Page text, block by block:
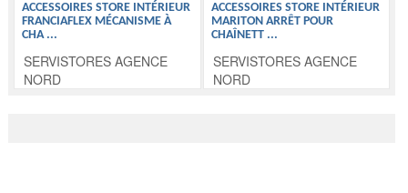
ACCESSOIRES STORE INTÉRIEUR
FRANCIAFLEX MÉCANISME À
CHA ...
SERVISTORES AGENCE
NORD
ACCESSOIRES STORE INTÉRIEUR
MARITON ARRÊT POUR
CHAÎNETT ...
SERVISTORES AGENCE
NORD